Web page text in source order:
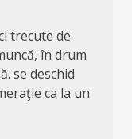
trecute de
în drum
se deschid
ca la un